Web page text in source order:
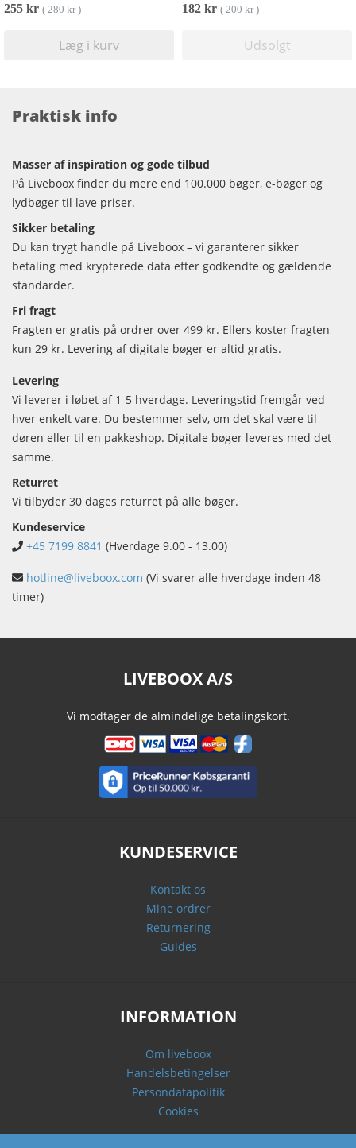
255 kr ( 280 kr)
Læg i kurv
182 kr ( 200 kr)
Udsolgt
Praktisk info
Masser af inspiration og gode tilbud
På Liveboox finder du mere end 100.000 bøger, e-bøger og
lydbøger til lave priser.
Sikker betaling
Du kan trygt handle på Liveboox – vi garanterer sikker
betaling med krypterede data efter godkendte og gældende
standarder.
Fri fragt
Fragten er gratis på ordrer over 499 kr. Ellers koster fragten
kun 29 kr. Levering af digitale bøger er altid gratis.
Levering
Vi leverer i løbet af 1-5 hverdage. Leveringstid fremgår ved
hver enkelt vare. Du bestemmer selv, om det skal være til
døren eller til en pakkeshop. Digitale bøger leveres med det
samme.
Returret
Vi tilbyder 30 dages returret på alle bøger.
Kundeservice
+45 7199 8841 (Hverdage 9.00 - 13.00)
hotline@liveboox.com (Vi svarer alle hverdage inden 48
timer)
LIVEBOOX A/S
Vi modtager de almindelige betalingskort.
KUNDESERVICE
Kontakt os
Mine ordrer
Returnering
Guides
INFORMATION
Om liveboox
Handelsbetingelser
Persondatapolitik
Cookies